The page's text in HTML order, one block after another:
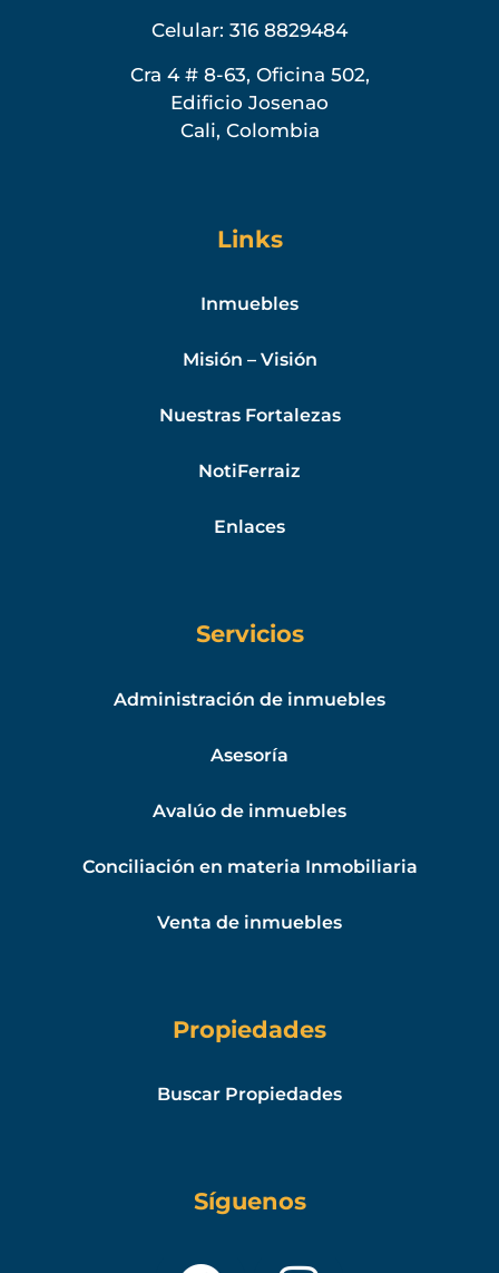
Celular: 316 8829484
Cra 4 # 8-63, Oficina 502,
Edificio Josenao
Cali, Colombia
Links
Inmuebles
Misión – Visión
Nuestras Fortalezas
NotiFerraiz
Enlaces
Servicios
Administración de inmuebles
Asesoría
Avalúo de inmuebles
Conciliación en materia Inmobiliaria
Venta de inmuebles
Propiedades
Buscar Propiedades
Síguenos